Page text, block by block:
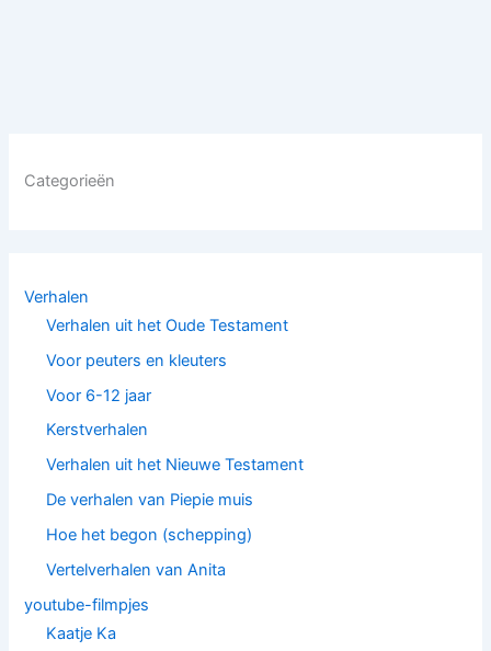
Categorieën
Verhalen
Verhalen uit het Oude Testament
Voor peuters en kleuters
Voor 6-12 jaar
Kerstverhalen
Verhalen uit het Nieuwe Testament
De verhalen van Piepie muis
Hoe het begon (schepping)
Vertelverhalen van Anita
youtube-filmpjes
Kaatje Ka